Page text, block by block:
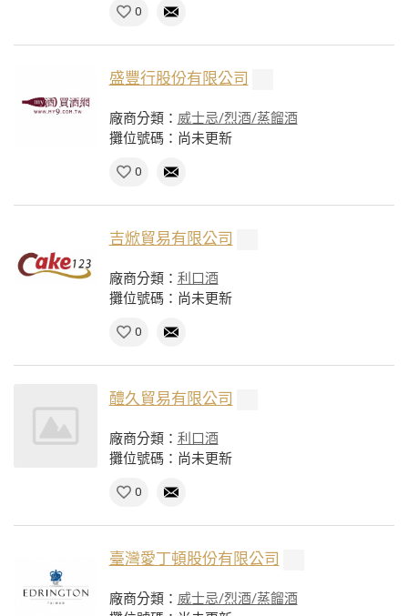
0
盛豐行股份有限公司
廠商分類： 威士忌/烈酒/蒸餾酒
攤位號碼：尚未更新
0
吉焮貿易有限公司
廠商分類： 利口酒
攤位號碼：尚未更新
0
醴久貿易有限公司
廠商分類： 利口酒
攤位號碼：尚未更新
0
臺灣愛丁頓股份有限公司
廠商分類： 威士忌/烈酒/蒸餾酒